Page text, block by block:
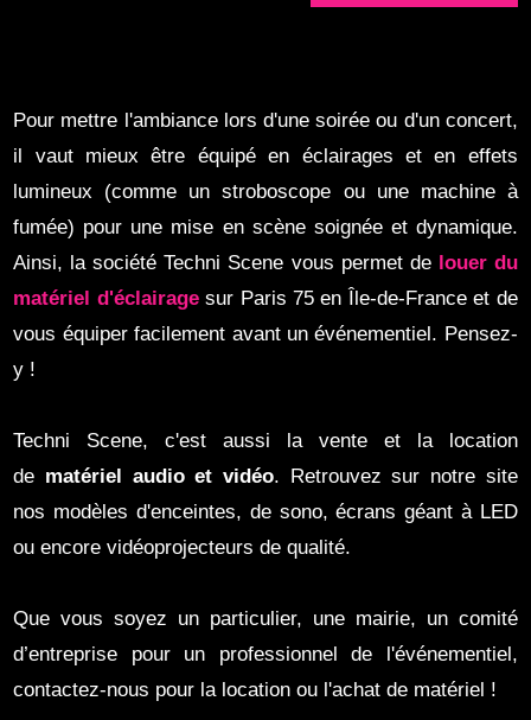
Pour mettre l'ambiance lors d'une soirée ou d'un concert,
il vaut mieux être équipé en éclairages et en effets
lumineux (comme un stroboscope ou une machine à
fumée) pour une mise en scène soignée et dynamique.
Ainsi, la société Techni Scene vous permet de louer du
matériel d'éclairagesur Paris 75 en Île-de-France et de
vous équiper facilement avant un événementiel. Pensez-
y !
Techni Scene, c'est aussi la vente et la location
de matériel audio et vidéo. Retrouvez sur notre site
nos modèles d'enceintes, de sono, écrans géant à LED
ou encore vidéoprojecteurs de qualité.
Que vous soyez un particulier, une mairie, un comité
d’entreprise pour un professionnel de l'événementiel,
contactez-nous pour la location ou l'achat de matériel !